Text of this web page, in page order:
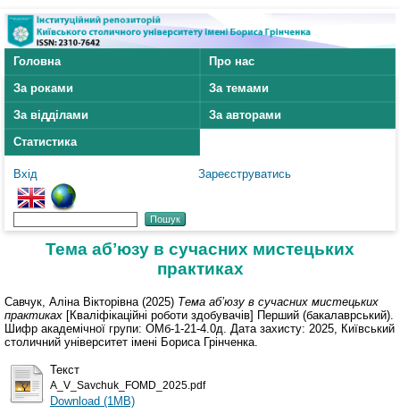
Головна
Про нас
За роками
За темами
За відділами
За авторами
Статистика
Вхід Зареєструватись
Тема абʼюзу в сучасних мистецьких
практиках
Савчук, Аліна Вікторівна (2025) Тема абʼюзу в сучасних мистецьких
практиках [Кваліфікаційні роботи здобувачів] Перший (бакалаврський).
Шифр академічної групи: ОМб-1-21-4.0д. Дата захисту: 2025, Київський
столичний університет імені Бориса Грінченка.
Текст
A_V_Savchuk_FOMD_2025.pdf
Download (1MB)